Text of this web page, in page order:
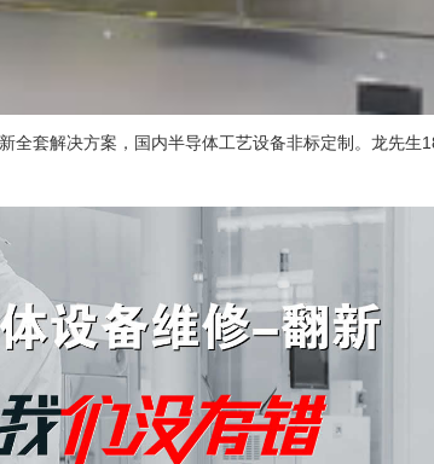
全套解决方案，国内半导体工艺设备非标定制。龙先生